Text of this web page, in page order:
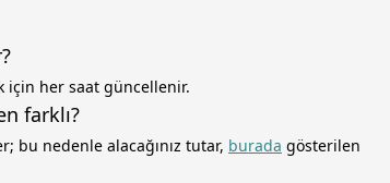
için her saat güncellenir.
farklı?
bu nedenle alacağınız tutar, burada gösterilen